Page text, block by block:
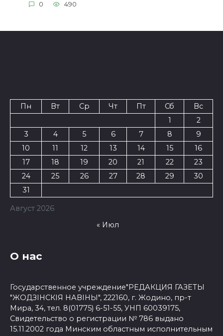
0 490
Август 2026
Пн Вт Ср Чт Пт Сб
Вс
1
2
3
4 5 6 7 8
9
10
11 12 13 14 15
16
17
18 19 20 21 22
23
24
25 26 27 28 29
30
31
« Июл
О нас
Государственное учреждение"РЕДАКЦИЯ ГАЗЕТЫ
"ЖОДЗІНСКІЯ НАВІНЫ", 222160, г. Жодино, пр-т
Мира, 34, тел. 8(01775) 6-51-55, УНП 60039175,
Свидетельство о регистрации № 786 выдано
15.11.2002 года Минским областным исполнительным